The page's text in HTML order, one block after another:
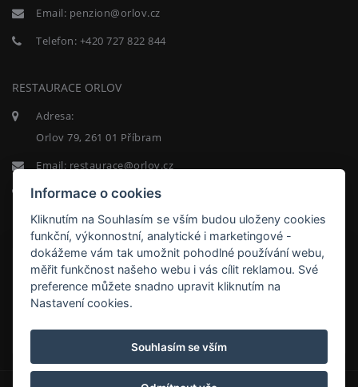
Email: penzion@orlov.cz
Telefon: +420 727 822 844
RESTAURACE ORLOV
Adresa:
Orlov 79, 261 01 Příbram
Email: restaurace@orlov.cz
Telefon:+420 722 312 557
NEWSLETTER
Informace o cookies
Kliknutím na Souhlasím se vším budou uloženy cookies
funkční, výkonnostní, analytické i marketingové -
dokážeme vám tak umožnit pohodlné používání webu,
měřit funkčnost našeho webu i vás cílit reklamou. Své
preference můžete snadno upravit kliknutím na
Nastavení cookies.
Souhlasím se vším